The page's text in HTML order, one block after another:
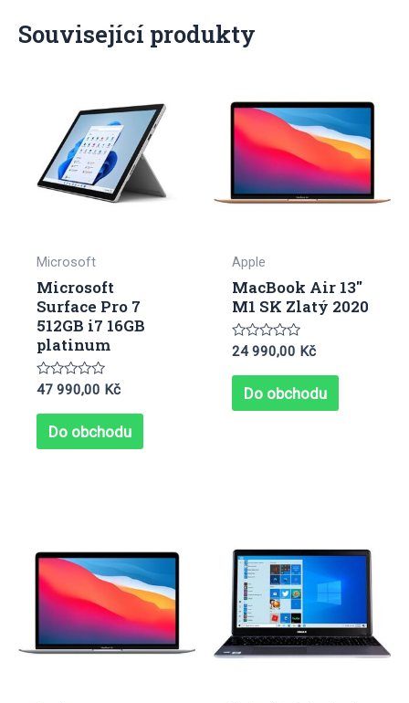
Související produkty
Microsoft
Microsoft
Surface Pro 7
512GB i7 16GB
platinum
Hodnocení
z
47 990,00 Kč
Do obchodu
Apple
MacBook Air 13″
M1 SK Zlatý 2020
Hodnocení
z
24 990,00 Kč
Do obchodu